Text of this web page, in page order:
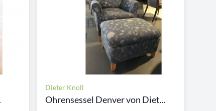
Dieter Knoll
Ohrensessel Denver von Diet...